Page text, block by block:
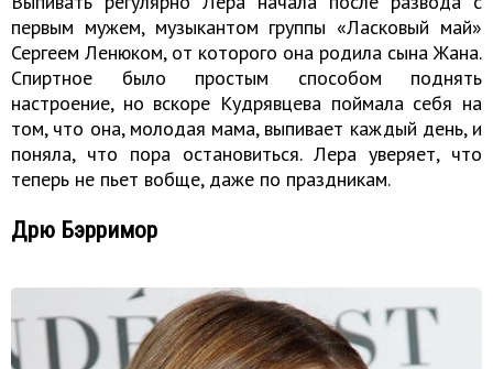
первым мужем, музыкантом группы «Ласковый май»
Сергеем Ленюком, от которого она родила сына Жана.
Спиртное было простым способом поднять
настроение, но вскоре Кудрявцева поймала себя на
том, что она, молодая мама, выпивает каждый день, и
поняла, что пора остановиться. Лера уверяет, что
теперь не пьет вобще, даже по праздникам.
Дрю Бэрримор